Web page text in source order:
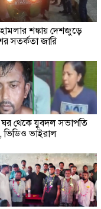
শঙ্কায় দেশজুড়ে
সতর্কতা জারি
ঘর থেকে যুবদল সভাপতি
ভাইরাল